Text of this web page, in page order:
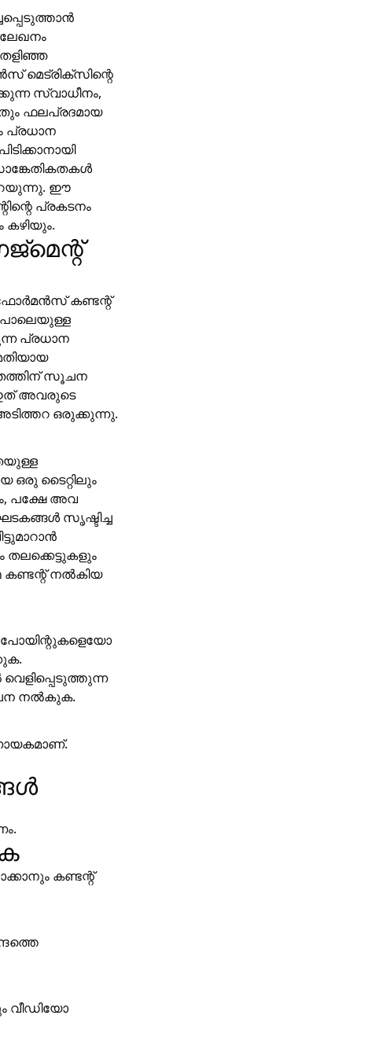
മെട്രിക്‌സിന്റെ
സ്വാധീനം,
ഫലപ്രദമായ
പ്രധാന
ഈ
പ്രകടനം
കഴിയും.
കണ്ടന്റ്
പ്രധാന
സൂചന
അവരുടെ
ഒരുക്കുന്നു.
ഒരു ടൈറ്റിലും
പക്ഷേ അവ
സൃഷ്ടിച്ച
കണ്ടന്റ് നൽകിയ
നൽകുക.
കണ്ടന്റ്
വീഡിയോ